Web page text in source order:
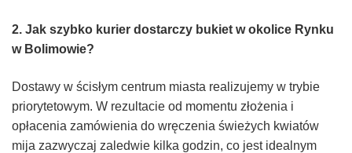
2. Jak szybko kurier dostarczy bukiet w okolice Rynku
w Bolimowie?
Dostawy w ścisłym centrum miasta realizujemy w trybie
priorytetowym. W rezultacie od momentu złożenia i
opłacenia zamówienia do wręczenia świeżych kwiatów
mija zazwyczaj zaledwie kilka godzin, co jest idealnym